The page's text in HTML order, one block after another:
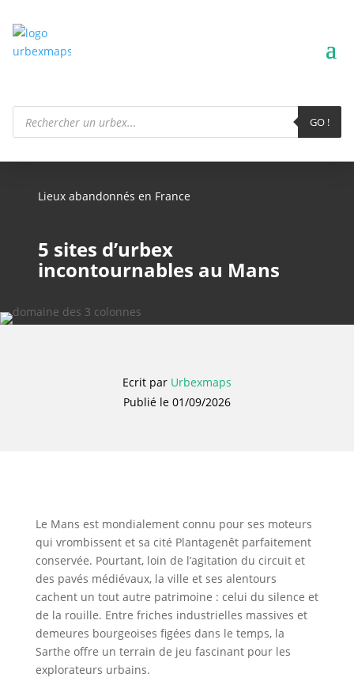
Recherche
produits
GO !
Lieux abandonnés en France
5 sites d’urbex
incontournables au Mans
Ecrit par Urbexmaps
Publié le 01/09/2026
Le Mans est mondialement connu pour ses moteurs
qui vrombissent et sa cité Plantagenêt parfaitement
conservée. Pourtant, loin de l’agitation du circuit et
des pavés médiévaux, la ville et ses alentours
cachent un tout autre patrimoine : celui du silence et
de la rouille. Entre friches industrielles massives et
demeures bourgeoises figées dans le temps, la
Sarthe offre un terrain de jeu fascinant pour les
explorateurs urbains.